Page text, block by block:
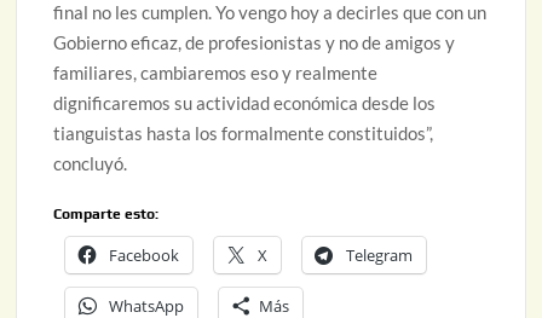
final no les cumplen. Yo vengo hoy a decirles que con un
Gobierno eficaz, de profesionistas y no de amigos y
familiares, cambiaremos eso y realmente
dignificaremos su actividad económica desde los
tianguistas hasta los formalmente constituidos”,
concluyó.
Comparte esto:
Facebook X Telegram
WhatsApp Más